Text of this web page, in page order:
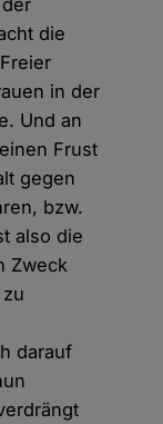
die
in der
Und an
Frust
gegen
bzw.
also die
Zweck
darauf